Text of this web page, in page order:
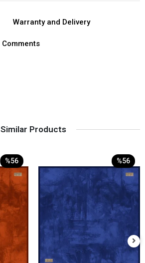
Warranty and Delivery
Comments
Similar Products
%56 %56